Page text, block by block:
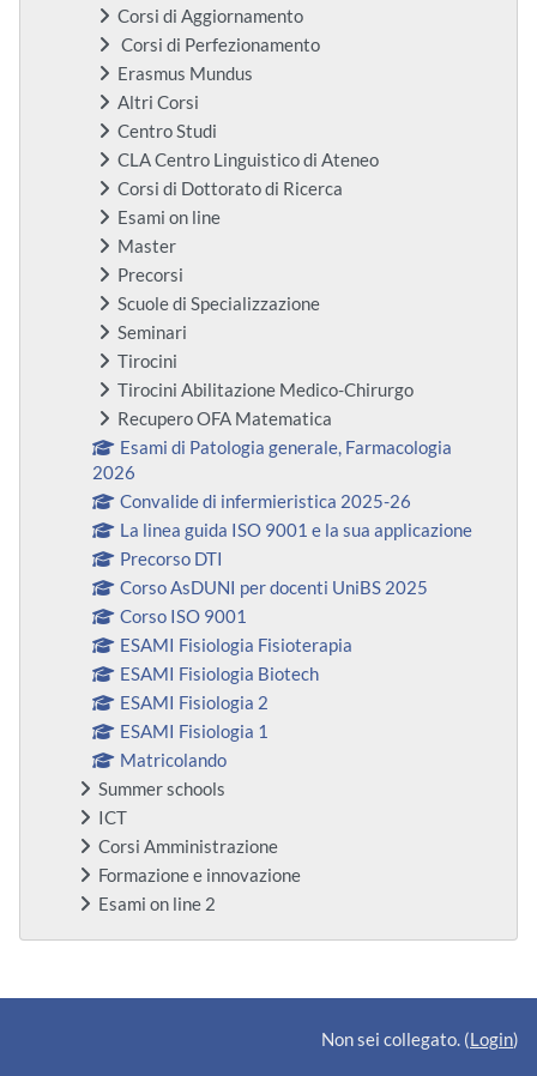
Corsi di Aggiornamento
Corsi di Perfezionamento
Erasmus Mundus
Altri Corsi
Centro Studi
CLA Centro Linguistico di Ateneo
Corsi di Dottorato di Ricerca
Esami on line
Master
Precorsi
Scuole di Specializzazione
Seminari
Tirocini
Tirocini Abilitazione Medico-Chirurgo
Recupero OFA Matematica
Esami di Patologia generale, Farmacologia
2026
Convalide di infermieristica 2025-26
La linea guida ISO 9001 e la sua applicazione
Precorso DTI
Corso AsDUNI per docenti UniBS 2025
Corso ISO 9001
ESAMI Fisiologia Fisioterapia
ESAMI Fisiologia Biotech
ESAMI Fisiologia 2
ESAMI Fisiologia 1
Matricolando
Summer schools
ICT
Corsi Amministrazione
Formazione e innovazione
Esami on line 2
Blocchi supplementari
Non sei collegato. (Login)